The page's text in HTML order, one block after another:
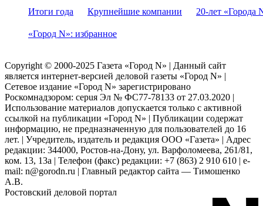
Итоги года
Крупнейшие компании 20-лет «Города
«Город N»: избранное
Copyright © 2000-2025 Газета «Город N» | Данный сайт
является интернет-версией деловой газеты «Город N» |
Сетевое издание «Город N» зарегистрировано
Роскомнадзором: серuя Эл № ФС77-78133 от 27.03.2020 |
Использование материалов допускается только с активной
ссылкой на публикации «Город N» | Публикации содержат
информацию, не предназначенную для пользователей до 16
лет. | Учредитель, издатель и редакция ООО «Газета» | Адрес
редакции: 344000, Ростов-на-Дону, ул. Варфоломеева, 261/81,
ком. 13, 13а | Телефон (факс) редакции: +7 (863) 2 910 610 | e-
mail: n@gorodn.ru | Главный редактор сайта — Тимошенко
А.В.
Ростовский деловой портал